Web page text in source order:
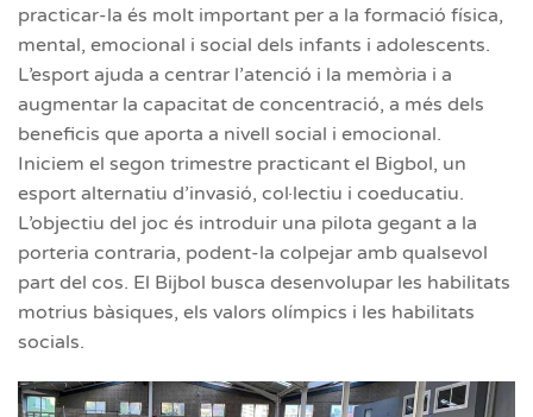
practicar-la és molt important per a la formació física,
mental, emocional i social dels infants i adolescents.
L’esport ajuda a centrar l’atenció i la memòria i a
augmentar la capacitat de concentració, a més dels
beneficis que aporta a nivell social i emocional.
Iniciem el segon trimestre practicant el Bigbol, un
esport alternatiu d’invasió, col·lectiu i coeducatiu.
L’objectiu del joc és introduir una pilota gegant a la
porteria contraria, podent-la colpejar amb qualsevol
part del cos. El Bijbol busca desenvolupar les habilitats
motrius bàsiques, els valors olímpics i les habilitats
socials.